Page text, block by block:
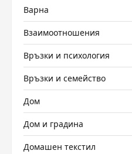
Варна
Взаимоотношения
Връзки и психология
Връзки и семейство
Дом
Дом и градина
Домашен текстил